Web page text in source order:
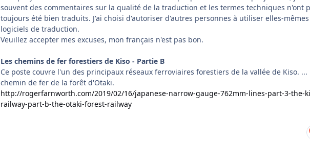
souvent des commentaires sur la qualité de la traduction et les termes techniques n'ont
toujours été bien traduits. J'ai choisi d'autoriser d'autres personnes à utiliser elles-mêmes
logiciels de traduction.
Veuillez accepter mes excuses, mon français n'est pas bon.
Les chemins de fer forestiers de Kiso - Partie B
Ce poste couvre l'un des principaux réseaux ferroviaires forestiers de la vallée de Kiso. ...
chemin de fer de la forêt d'Otaki.
http://rogerfarnworth.com/2019/02/16/japanese-narrow-gauge-762mm-lines-part-3-the-
railway-part-b-the-otaki-forest-railway